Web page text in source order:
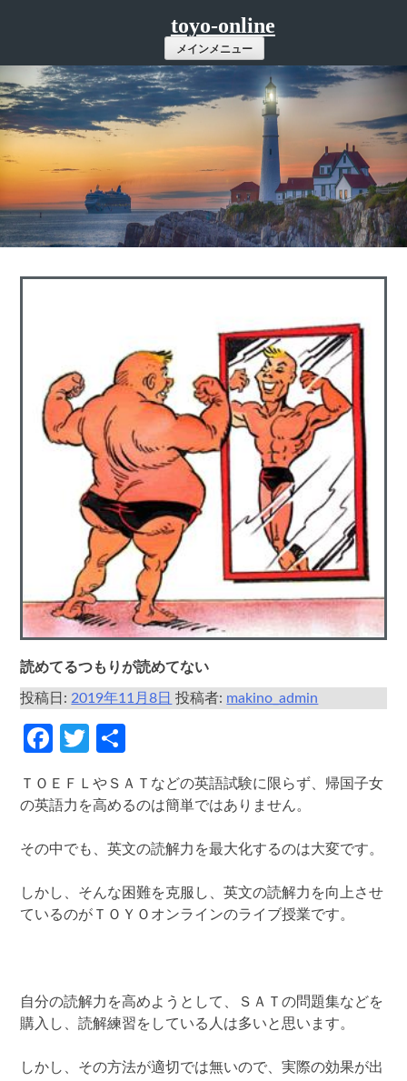
ツ
へ
ス
キ
ッ
プ
toyo-online
メインメニュー
読めてるつもりが読めてない
投稿日:2019年11月8日 投稿者: makino_admin
Facebook
Twitter
ＴＯＥＦＬやＳＡＴなどの英語試験に限らず、帰国子女
の英語力を高めるのは簡単ではありません。
その中でも、英文の読解力を最大化するのは大変です。
しかし、そんな困難を克服し、英文の読解力を向上させ
ているのがＴＯＹＯオンラインのライブ授業です。
自分の読解力を高めようとして、ＳＡＴの問題集などを
購入し、読解練習をしている人は多いと思います。
しかし、その方法が適切では無いので、実際の効果が出